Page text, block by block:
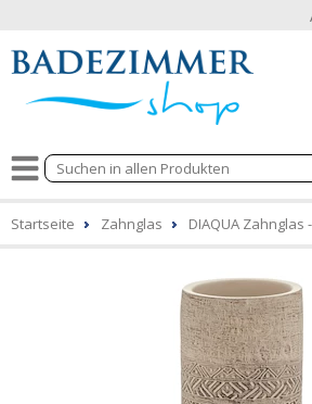
Startseite Zahnglas DIAQUA Zahnglas